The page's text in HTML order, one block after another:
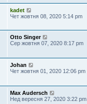
kadet
Чет жовтня 08, 2020 5:14 pm
Otto Singer
Сер жовтня 07, 2020 8:17 pm
Johan
Чет жовтня 01, 2020 12:06 pm
Max Audersch
Нед вересня 27, 2020 3:22 pm